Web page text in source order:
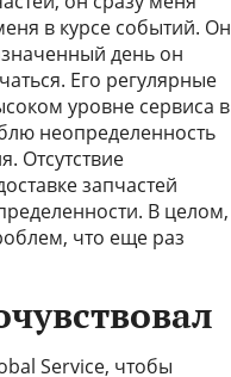
в курсе событий. Он
день он
Его регулярные
уровне сервиса в
неопределенность
Отсутствие
запчастей
В целом,
что еще раз
Service, чтобы